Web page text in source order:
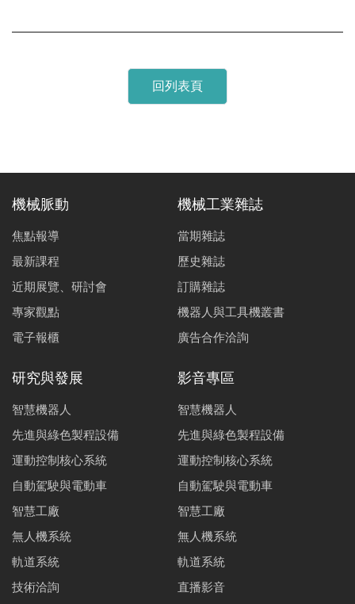
回列表頁
機械脈動
焦點報導
最新課程
近期展覽、研討會
專家觀點
電子報櫃
機械工業雜誌
當期雜誌
歷史雜誌
訂購雜誌
機器人與工具機叢書
廣告合作洽詢
研究與發展
智慧機器人
先進與綠色製程設備
運動控制核心系統
自動駕駛與電動車
智慧工廠
無人機系統
軌道系統
技術洽詢
影音專區
智慧機器人
先進與綠色製程設備
運動控制核心系統
自動駕駛與電動車
智慧工廠
無人機系統
軌道系統
直播影音